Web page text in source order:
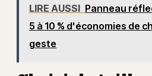
LIRE AUSSI Panneau
5 à 10 % d'économies de
geste